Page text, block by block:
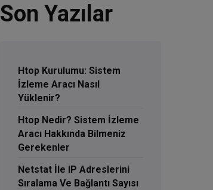
Son Yazılar
Htop Kurulumu: Sistem
İzleme Aracı Nasıl
Yüklenir?
Htop Nedir? Sistem İzleme
Aracı Hakkında Bilmeniz
Gerekenler
Netstat İle IP Adreslerini
Sıralama Ve Bağlantı Sayısı